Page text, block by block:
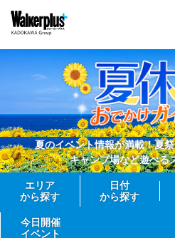
夏のイベント情報が満載！夏
キャンプ場など遊べる
エリア
から探す
日付
から探す
今日開催
イベント